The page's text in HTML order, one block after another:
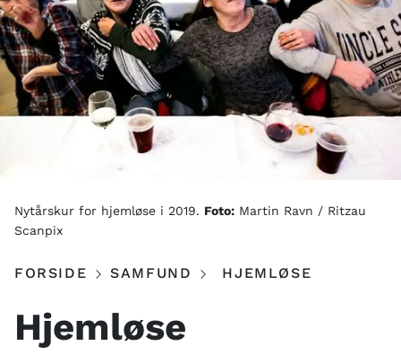
Nytårskur for hjemløse i 2019. Foto: Martin Ravn / Ritzau
Scanpix
FORSIDE SAMFUND HJEMLØSE
Hjemløse